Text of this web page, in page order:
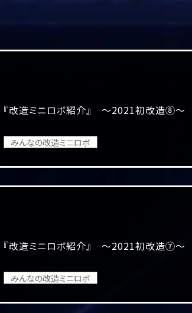
『改造ミニロボ紹介』 ～2021初改造⑧～
みんなの改造ミニロボ
『改造ミニロボ紹介』 ～2021初改造⑦～
みんなの改造ミニロボ